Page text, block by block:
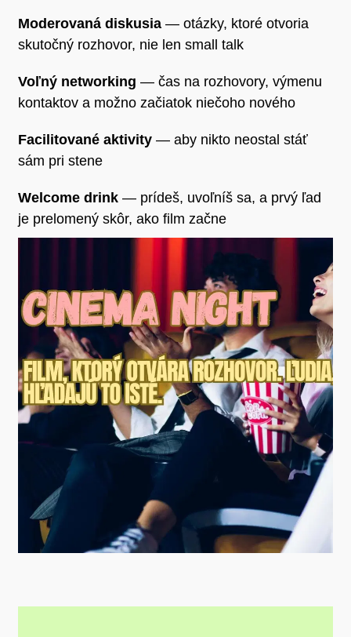
Moderovaná diskusia — otázky, ktoré otvoria
skutočný rozhovor, nie len small talk
Voľný networking — čas na rozhovory, výmenu
kontaktov a možno začiatok niečoho nového
Facilitované aktivity — aby nikto neostal stáť
sám pri stene
Welcome drink — prídeš, uvoľníš sa, a prvý ľad
je prelomený skôr, ako film začne